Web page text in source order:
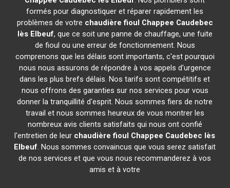
formés pour diagnostiquer et réparer rapidement les
problèmes de votre chaudière fioul Chappee Caudebec
lès Elbeuf, que ce soit une panne de chauffage, une fuite
de fioul ou une erreur de fonctionnement. Nous
comprenons que les délais sont importants, c'est pourquoi
nous nous assurons de répondre à vos appels d'urgence
dans les plus brefs délais. Nos tarifs sont compétitifs et
nous offrons des garanties sur nos services pour vous
donner la tranquillité d'esprit. Nous sommes fiers de notre
travail et nous sommes heureux de vous montrer les
nombreux avis clients satisfaits qui nous ont confié
l'entretien de leur chaudière fioul Chappee Caudebec lès
Elbeuf. Nous sommes convaincus que vous serez satisfait
de nos services et que vous nous recommanderez à vos
amis et à votre